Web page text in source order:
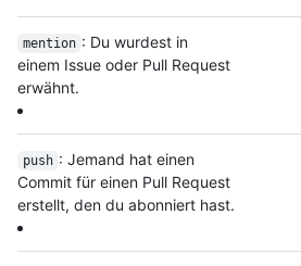
mention : Du wurdest in
einem Issue oder Pull Request
erwähnt.
push : Jemand hat einen
Commit für einen Pull Request
erstellt, den du abonniert hast.